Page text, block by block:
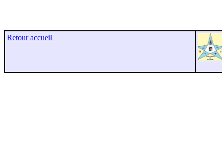
Retour accueil